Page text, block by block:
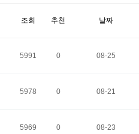
조회 추천 날짜
5991 0 08-25
5978 0 08-21
5969 0 08-23